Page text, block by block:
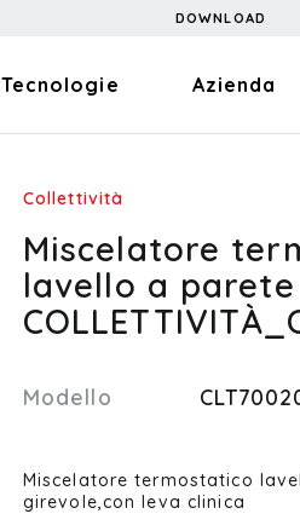
DOWNLOAD
Tecnologie Azienda
Collettività
Miscelatore
lavello a parete
Modello
Miscelatore termostatico
girevole,con leva clinica